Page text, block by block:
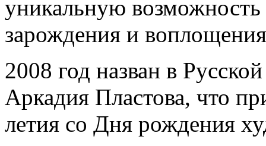
уникальную возможность
зарождения и
2008 год назван в
Аркадия Пластова, что
летия со Дня рождения